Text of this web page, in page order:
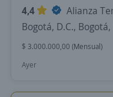
4,4
Alianza
Bogotá, D.C., Bogotá,
$ 3.000.000,00 (Mensual)
Ayer